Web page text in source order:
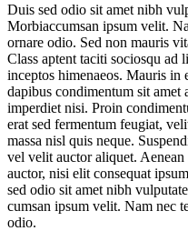
Duis sed odio sit amet nibh
Morbiaccumsan ipsum velit.
ornare odio. Sed non mauris
Class aptent taciti sociosqu ad
inceptos himenaeos. Mauris in
dapibus condimentum sit amet
imperdiet nisi. Proin
erat sed fermentum feugiat,
massa nisl quis neque.
vel velit auctor aliquet.
auctor, nisi elit consequat
sed odio sit amet nibh
cumsan ipsum velit. Nam nec
odio.